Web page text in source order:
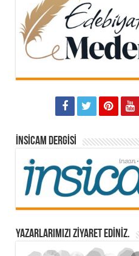
İNSICAM DERGISI
YAZARLARIMIZI ZİYARET EDİNİZ.